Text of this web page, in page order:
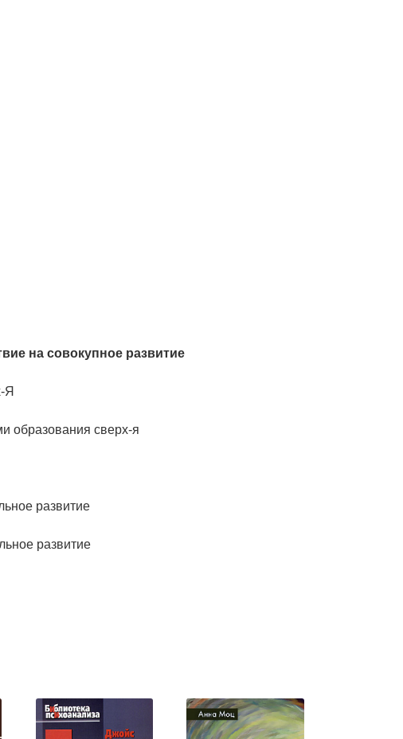
на совокупное развитие
Я
образования сверх-я
развитие
развитие